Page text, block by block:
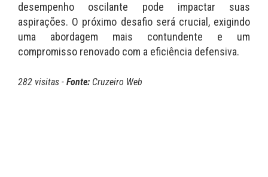
desempenho oscilante pode impactar suas
aspirações. O próximo desafio será crucial, exigindo
uma abordagem mais contundente e um
compromisso renovado com a eficiência defensiva.
282 visitas - Fonte: Cruzeiro Web